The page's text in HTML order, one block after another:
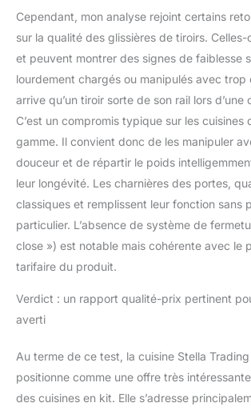
Cependant, mon analyse rejoint certains
sur la qualité des glissières de tiroirs.
et peuvent montrer des signes de faiblesse
lourdement chargés ou manipulés avec trop
arrive qu’un tiroir sorte de son rail lors d’une
C’est un compromis typique sur les cuisines
gamme. Il convient donc de les manipuler
douceur et de répartir le poids
leur longévité. Les charnières des portes,
classiques et remplissent leur fonction sans
particulier. L’absence de système de
close ») est notable mais cohérente avec le
tarifaire du produit.
Verdict : un rapport qualité-prix pertinent
averti
Au terme de ce test, la cuisine Stella
positionne comme une offre très
des cuisines en kit. Elle s’adresse